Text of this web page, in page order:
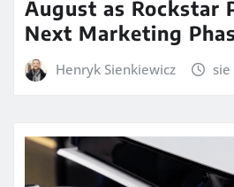
August as Rockstar
Next Marketing
Henryk Sienkiewicz sie